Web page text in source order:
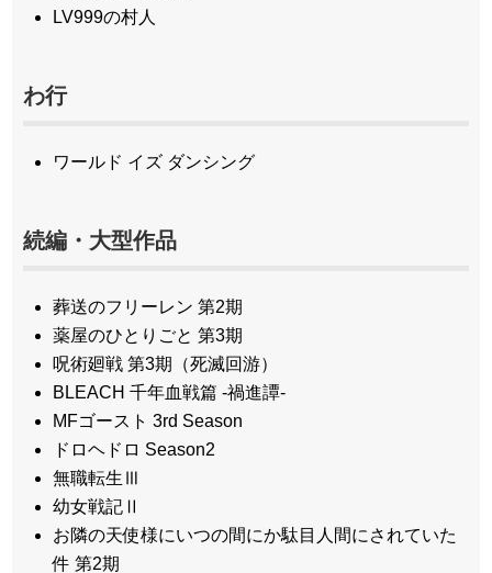
LV999の村人
わ行
ワールド イズ ダンシング
続編・大型作品
葬送のフリーレン 第2期
薬屋のひとりごと 第3期
呪術廻戦 第3期（死滅回游）
BLEACH 千年血戦篇 -禍進譚-
MFゴースト 3rd Season
ドロヘドロ Season2
無職転生Ⅲ
幼女戦記Ⅱ
お隣の天使様にいつの間にか駄目人間にされていた
件 第2期